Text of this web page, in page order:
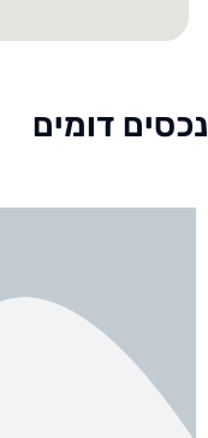
נכסים דומים